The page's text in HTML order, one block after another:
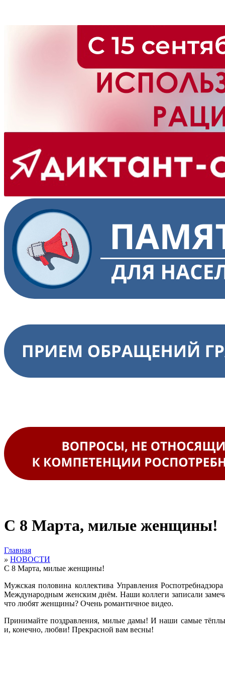
С 8 Марта, милые женщины!
Главная
» НОВОСТИ
С 8 Марта, милые женщины!
Мужская половина коллектива Управления
Международным женским днём. Наши коллеги записали
что любят женщины? Очень романтичное видео.
Принимайте поздравления, милые дамы! И наши самые
и, конечно, любви! Прекрасной вам весны!